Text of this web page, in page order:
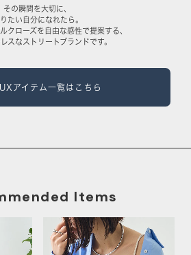
その瞬間を大切に、
たい自分になれたら。
クローズを自由な感性で提案する、
スなストリートブランドです。
アイテム一覧はこちら
Items